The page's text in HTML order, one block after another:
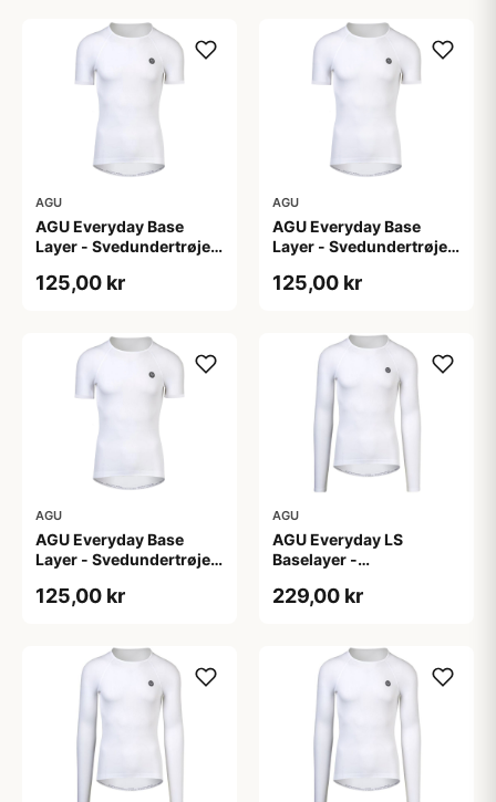
AGU
AGU Everyday Base
Layer - Svedundertrøje
125,00 kr
AGU
AGU Everyday Base
Layer - Svedundertrøje
125,00 kr
AGU
AGU Everyday Base
Layer - Svedundertrøje
125,00 kr
AGU
AGU Everyday LS
Baselayer -
Ærmer - Herre - Hvid -
229,00 kr